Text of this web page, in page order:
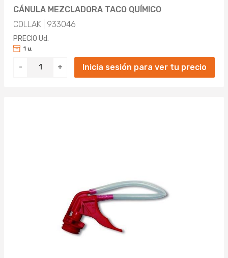
CÁNULA MEZCLADORA TACO QUÍMICO
COLLAK | 933046
PRECIO Ud.
- +
1 u.
Inicia sesión para ver tu precio